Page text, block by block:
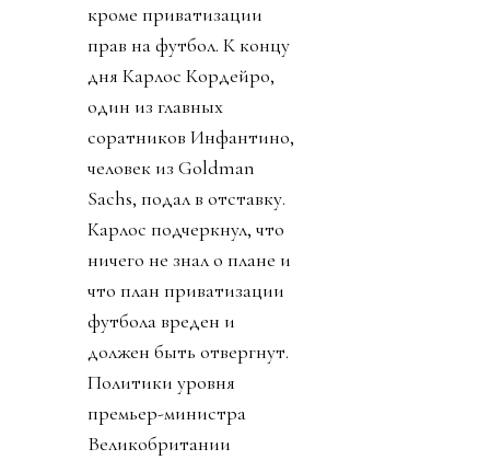
кроме приватизации
прав на футбол. К концу
дня Карлос Кордейро,
один из главных
соратников Инфантино,
человек из Goldman
Sachs, подал в отставку.
Карлос подчеркнул, что
ничего не знал о плане и
что план приватизации
футбола вреден и
должен быть отвергнут.
Политики уровня
премьер-министра
Великобритании